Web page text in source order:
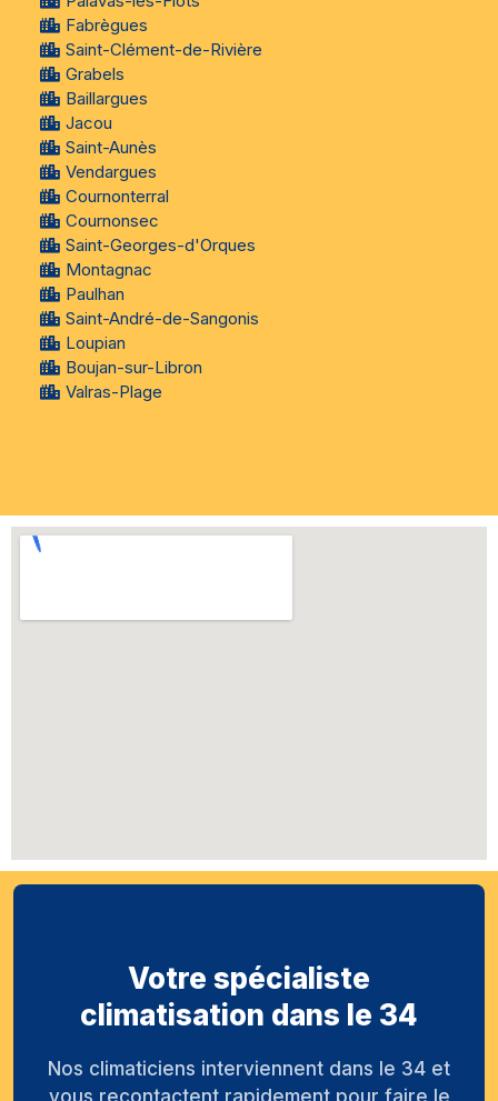
Fabrègues
Saint-Clément-de-Rivière
Grabels
Baillargues
Jacou
Saint-Aunès
Vendargues
Cournonterral
Cournonsec
Saint-Georges-d'Orques
Montagnac
Paulhan
Saint-André-de-Sangonis
Loupian
Boujan-sur-Libron
Valras-Plage
Votre spécialiste
climatisation dans le 34
Nos climaticiens interviennent dans le 34 et